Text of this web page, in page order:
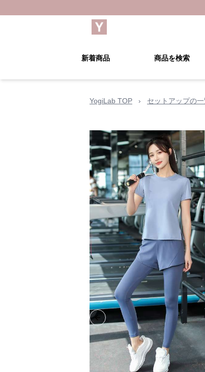
新着商品 商品を検索
YogiLab TOP › セットアップの一
Previous slide